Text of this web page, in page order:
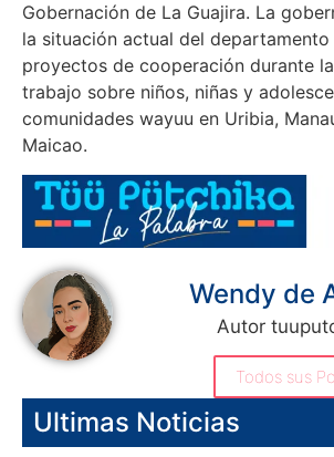
Gobernación de La Guajira. La
la situación actual del
proyectos de cooperación durante
trabajo sobre niños, niñas y
comunidades wayuu en Uribia,
Maicao.
Wendy de
Autor
Todos sus
Ultimas Noticias